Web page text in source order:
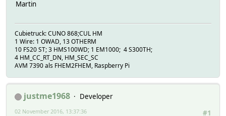
Martin
Cubietruck: CUNO 868;CUL HM
1 Wire: 1 OWAD, 13 OTHERM
10 FS20 ST; 3 HMS100WD; 1 EM1000; 4 S300TH;
4 HM_CC_RT_DN, HM_SEC_SC
AVM 7390 als FHEM2FHEM, Raspberry Pi
justme1968
Developer
#1
02 November 2016, 13:37:36